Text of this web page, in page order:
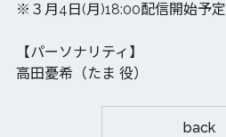
※３月4日(月)18:00配信開始予定
【パーソナリティ】
高田憂希（たま 役）
back